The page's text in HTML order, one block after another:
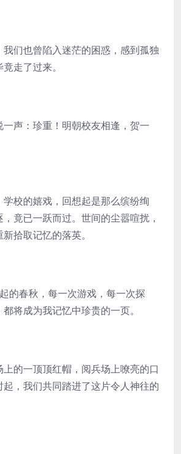
们也曾陷入迷茫的困惑，感到孤独
走了过来。
声：珍重！明朝校友相逢，贺一
校的嬉戏，回想起是那么缤纷绚
竟已一跃而过。世间的尘嚣喧扰，
拾取记忆的落英。
的春秋，每一次游戏，每一次探
将成为我记忆中珍贵的一页。
的一顶顶红帽，阅兵场上嘹亮的口
，我们共同踏进了这片令人神往的